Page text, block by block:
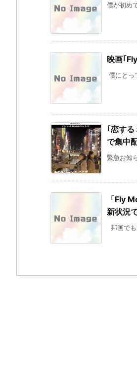
僕が初め
映画｢
僕にとっ
｢恋す
で集中
緊急お知
「Fly
新状況
邦画で